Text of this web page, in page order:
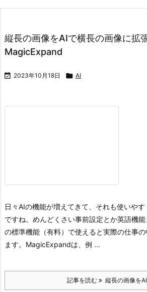
縦長の画像をAIで横長の画像に拡
MagicExpand
 2023年10月18日  AI
日々AIの機能が増えてきて、それも使いや
ですね。めんどくさい事前設定とか英語機
の標準機能（有料）で使えると実際の仕事
ます。 MagicExpandは、例 ...
記事を読む 縦長の画像をAI